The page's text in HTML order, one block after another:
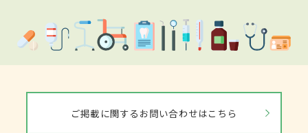
ご掲載に関するお問い合わせはこちら